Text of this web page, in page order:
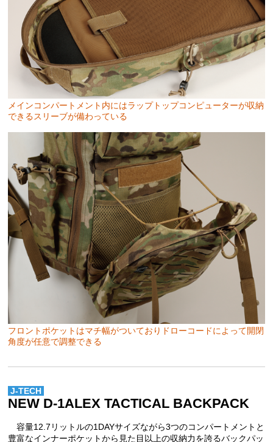
メインコンパートメント内にはラップトップコンピューターが収納
できるスリーブが備わっている
フロントポケットはマチ幅がついておりドローコードによって開閉
角度が任意で調整できる
J-TECH
NEW D-1ALEX TACTICAL BACKPACK
容量12.7リットルの1DAYサイズながら3つのコンパートメントと
豊富なインナーポケットから見た目以上の収納力を誇るバックパッ